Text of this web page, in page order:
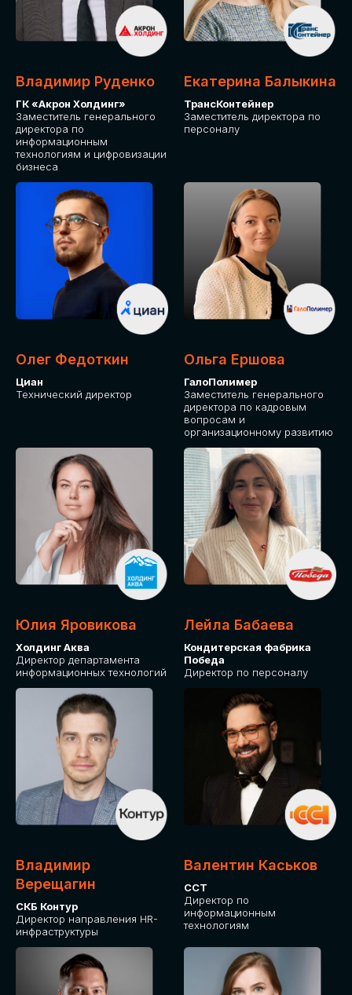
Владимир Руденко
ГК «Акрон Холдинг»
Заместитель генерального
директора по
информационным
технологиям и цифровизации
бизнеса
Екатерина Балыкина
ТрансКонтейнер
Заместитель директора по
персоналу
Олег Федоткин
Циан
Технический директор
Ольга Ершова
ГалоПолимер
Заместитель генерального
директора по кадровым
вопросам и
организационному развитию
Юлия Яровикова
Холдинг Аква
Директор департамента
информационных технологий
Лейла Бабаева
Кондитерская фабрика
Победа
Директор по персоналу
Владимир
Верещагин
СКБ Контур
Директор направления HR-
инфраструктуры
Валентин Каськов
ССТ
Директор по
информационным
технологиям